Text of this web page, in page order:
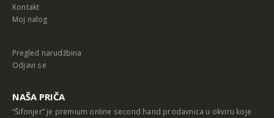
Kontakt
Moj nalog
Pregled narudžbina
Odjavi se
NAŠA PRIČA
“Šifonjer” je premium online second hand prodavnica u okviru koje